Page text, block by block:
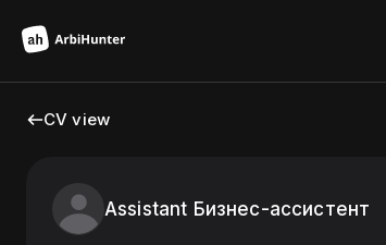
CV view
Assistant Бизнес-ассистент